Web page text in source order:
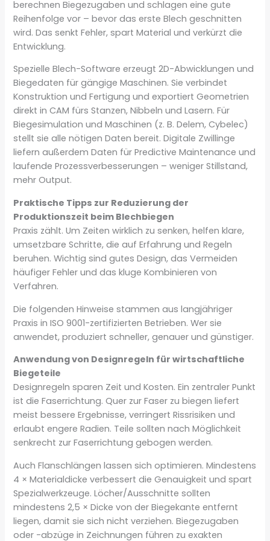
berechnen Biegezugaben und schlagen eine gute
Reihenfolge vor – bevor das erste Blech geschnitten
wird. Das senkt Fehler, spart Material und verkürzt die
Entwicklung.
Spezielle Blech-Software erzeugt 2D-Abwicklungen und
Biegedaten für gängige Maschinen. Sie verbindet
Konstruktion und Fertigung und exportiert Geometrien
direkt in CAM fürs Stanzen, Nibbeln und Lasern. Für
Biegesimulation und Maschinen (z. B. Delem, Cybelec)
stellt sie alle nötigen Daten bereit. Digitale Zwillinge
liefern außerdem Daten für Predictive Maintenance und
laufende Prozessverbesserungen – weniger Stillstand,
mehr Output.
Praktische Tipps zur Reduzierung der
Produktionszeit beim Blechbiegen
Praxis zählt. Um Zeiten wirklich zu senken, helfen klare,
umsetzbare Schritte, die auf Erfahrung und Regeln
beruhen. Wichtig sind gutes Design, das Vermeiden
häufiger Fehler und das kluge Kombinieren von
Verfahren.
Die folgenden Hinweise stammen aus langjähriger
Praxis in ISO 9001-zertifizierten Betrieben. Wer sie
anwendet, produziert schneller, genauer und günstiger.
Anwendung von Designregeln für wirtschaftliche
Biegeteile
Designregeln sparen Zeit und Kosten. Ein zentraler Punkt
ist die Faserrichtung. Quer zur Faser zu biegen liefert
meist bessere Ergebnisse, verringert Rissrisiken und
erlaubt engere Radien. Teile sollten nach Möglichkeit
senkrecht zur Faserrichtung gebogen werden.
Auch Flanschlängen lassen sich optimieren. Mindestens
4 × Materialdicke verbessert die Genauigkeit und spart
Spezialwerkzeuge. Löcher/Ausschnitte sollten
mindestens 2,5 × Dicke von der Biegekante entfernt
liegen, damit sie sich nicht verziehen. Biegezugaben
oder -abzüge in Zeichnungen führen zu exakten